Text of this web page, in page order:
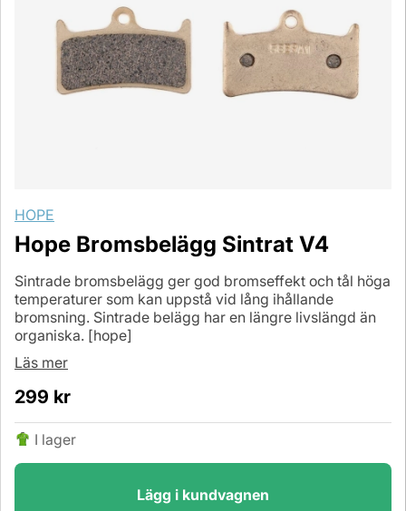
HOPE
Hope Bromsbelägg Sintrat V4
Sintrade bromsbelägg ger god bromseffekt och tål höga
temperaturer som kan uppstå vid lång ihållande
bromsning. Sintrade belägg har en längre livslängd än
organiska. [hope]
Läs mer
299 kr
I lager
Lägg i kundvagnen